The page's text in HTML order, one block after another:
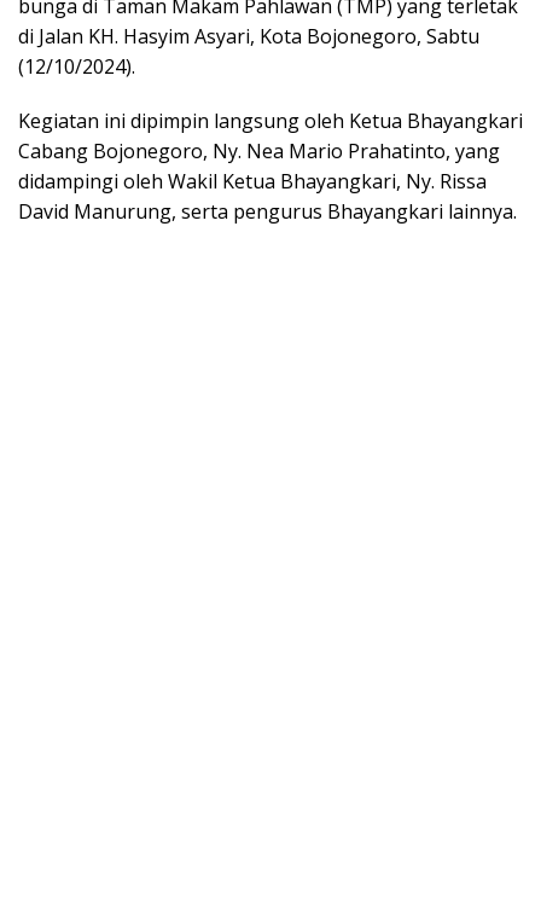
bunga di Taman Makam Pahlawan (TMP) yang terletak
di Jalan KH. Hasyim Asyari, Kota Bojonegoro, Sabtu
(12/10/2024).
Kegiatan ini dipimpin langsung oleh Ketua Bhayangkari
Cabang Bojonegoro, Ny. Nea Mario Prahatinto, yang
didampingi oleh Wakil Ketua Bhayangkari, Ny. Rissa
David Manurung, serta pengurus Bhayangkari lainnya.